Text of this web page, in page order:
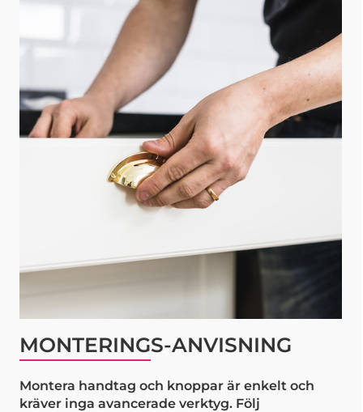
MONTERINGS-ANVISNING
Montera handtag och knoppar är enkelt och
kräver inga avancerade verktyg. Följ